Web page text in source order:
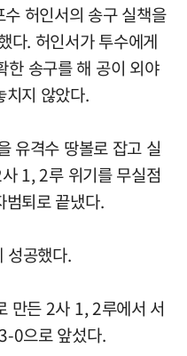
허인서의 송구 실책을
다. 허인서가 투수에게
한 송구를 해 공이 외야
치지 않았다.
유격수 땅볼로 잡고 실
1, 2루 위기를 무실점
퇴로 끝냈다.
성공했다.
만든 2사 1, 2루에서 서
0으로 앞섰다.